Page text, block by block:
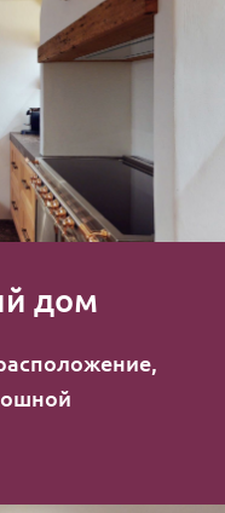
дом